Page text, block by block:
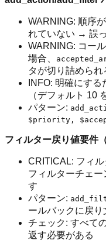
WARNING: 順序
れていない → 誤
WARNING: コー
場合、
タが切り詰められ
INFO: 明確にす
（デフォルト 10
パターン:
$priority,
フィルター戻り値要件
CRITICAL: フィ
フィルターチェー
す
パターン:
ールバックに戻り
チェック: すべて
返す必要がある